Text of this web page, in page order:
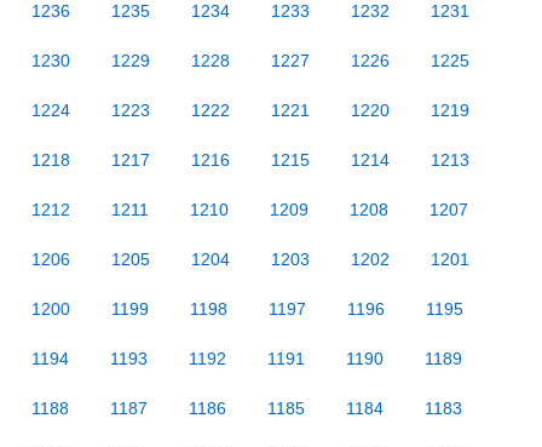
1236 1235 1234 1233 1232 1231
1230 1229 1228 1227 1226 1225
1224 1223 1222 1221 1220 1219
1218 1217 1216 1215 1214 1213
1212 1211 1210 1209 1208 1207
1206 1205 1204 1203 1202 1201
1200 1199 1198 1197 1196 1195
1194 1193 1192 1191 1190 1189
1188 1187 1186 1185 1184 1183